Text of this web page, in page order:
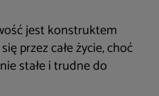
jest konstruktem
przez całe życie, choć
stałe i trudne do